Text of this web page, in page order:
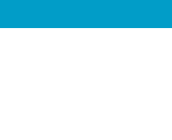
Personen